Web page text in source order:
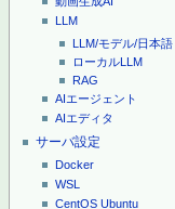
LLM
LLM/モデル/日本語
ローカルLLM
RAG
AIエージェント
AIエディタ
サーバ設定
Docker
WSL
CentOS Ubuntu